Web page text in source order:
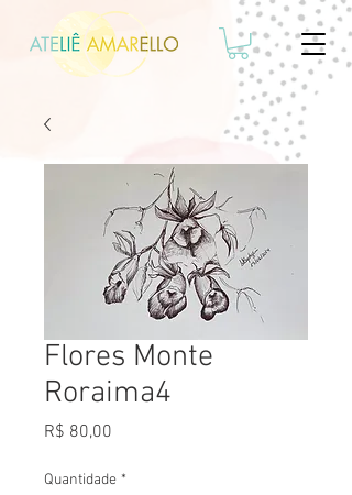
Flores Monte
Roraima4
R$ 80,00
Quantidade *